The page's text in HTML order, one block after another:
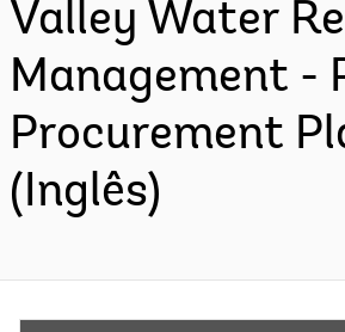
Valley Water
Management -
Procurement
(Inglês)